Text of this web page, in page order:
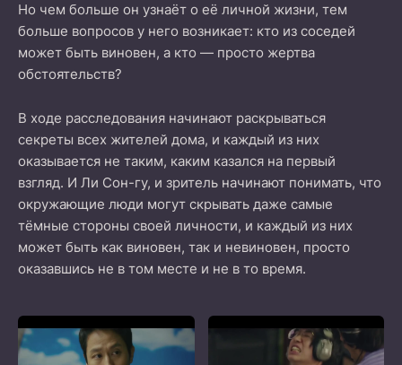
Но чем больше он узнаёт о её личной жизни, тем
больше вопросов у него возникает: кто из соседей
может быть виновен, а кто — просто жертва
обстоятельств?
В ходе расследования начинают раскрываться
секреты всех жителей дома, и каждый из них
оказывается не таким, каким казался на первый
взгляд. И Ли Сон-гу, и зритель начинают понимать, что
окружающие люди могут скрывать даже самые
тёмные стороны своей личности, и каждый из них
может быть как виновен, так и невиновен, просто
оказавшись не в том месте и не в то время.